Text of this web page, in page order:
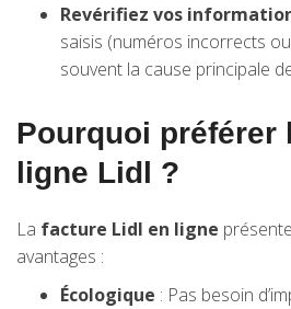
Revérifiez vos
saisis (numéros incorrects
souvent la cause principale
Pourquoi préférer
ligne Lidl ?
La facture Lidl en ligne
avantages :
Écologique : Pas besoin